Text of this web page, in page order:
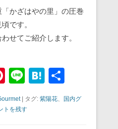
かざはやの里」の圧巻
です。
せてご紹介します。
Pi
er
Li
e
H
at
e
有
| タグ: 紫陽花
国内グ
トを残す